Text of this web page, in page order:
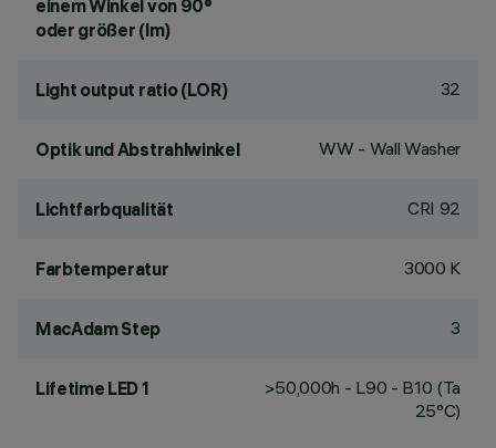
einem Winkel von 90°
oder größer (lm)
Light output ratio (LOR) 32
Optik und Abstrahlwinkel WW - Wall Washer
Lichtfarbqualität CRI 92
Farbtemperatur 3000 K
MacAdam Step 3
Lifetime LED 1
>50,000h - L90 - B10 (Ta
25°C)